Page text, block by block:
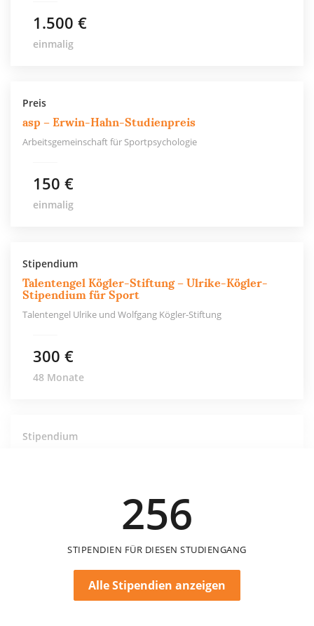
1.500 €
einmalig
Preis
asp – Erwin-Hahn-Studienpreis
Arbeitsgemeinschaft für Sportpsychologie
150 €
einmalig
Stipendium
Talentengel Kögler-Stiftung – Ulrike-Kögler-
Stipendium für Sport
Talentengel Ulrike und Wolfgang Kögler-Stiftung
300 €
48 Monate
Stipendium
256
STIPENDIEN FÜR DIESEN STUDIENGANG
Alle Stipendien anzeigen